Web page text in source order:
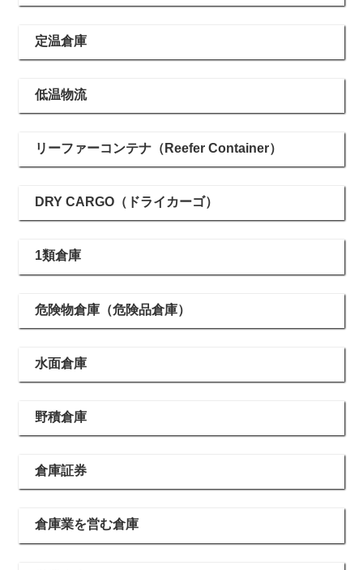
定温倉庫
低温物流
リーファーコンテナ（Reefer Container）
DRY CARGO（ドライカーゴ）
1類倉庫
危険物倉庫（危険品倉庫）
水面倉庫
野積倉庫
倉庫証券
倉庫業を営む倉庫